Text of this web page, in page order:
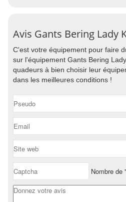
Avis Gants Bering Lady
C'est votre équipement pour faire
sur l'équipement Gants Bering
quadeurs à bien choisir leur
dans les meilleures conditions !
Nombre de